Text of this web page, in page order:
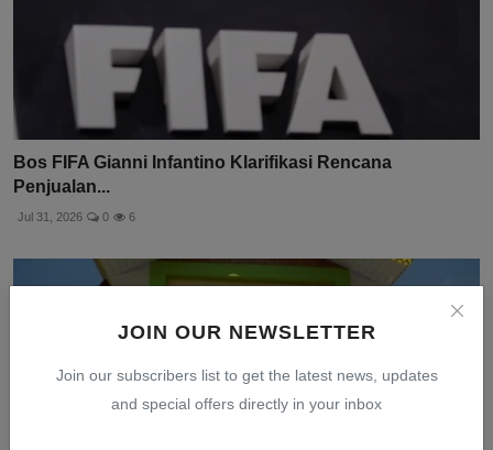
JOIN OUR NEWSLETTER
Join our subscribers list to get the latest news, updates
and special offers directly in your inbox
Bos FIFA Gianni Infantino Klarifikasi Rencana
Penjualan...
Jul 31, 2026 0 6